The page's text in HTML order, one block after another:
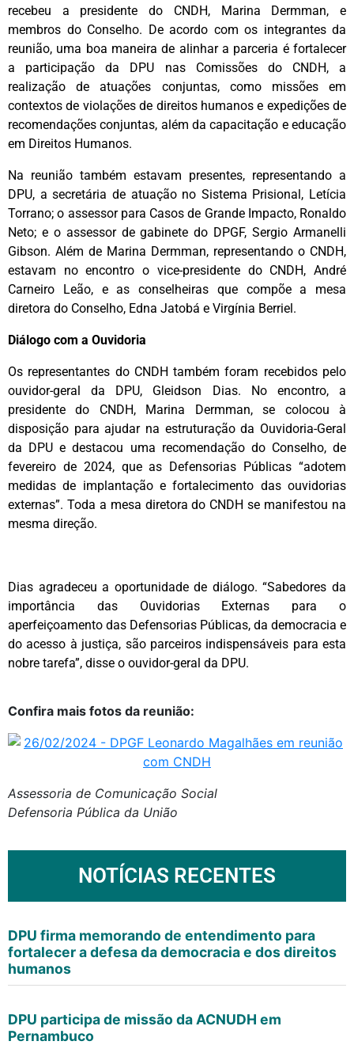
recebeu a presidente do CNDH, Marina Dermman, e
membros do Conselho. De acordo com os integrantes da
reunião, uma boa maneira de alinhar a parceria é fortalecer
a participação da DPU nas Comissões do CNDH, a
realização de atuações conjuntas, como missões em
contextos de violações de direitos humanos e expedições de
recomendações conjuntas, além da capacitação e educação
em Direitos Humanos.
Na reunião também estavam presentes, representando a
DPU, a secretária de atuação no Sistema Prisional, Letícia
Torrano; o assessor para Casos de Grande Impacto, Ronaldo
Neto; e o assessor de gabinete do DPGF, Sergio Armanelli
Gibson. Além de Marina Dermman, representando o CNDH,
estavam no encontro o vice-presidente do CNDH, André
Carneiro Leão, e as conselheiras que compõe a mesa
diretora do Conselho, Edna Jatobá e Virgínia Berriel.
Diálogo com a Ouvidoria
Os representantes do CNDH também foram recebidos pelo
ouvidor-geral da DPU, Gleidson Dias. No encontro, a
presidente do CNDH, Marina Dermman, se colocou à
disposição para ajudar na estruturação da Ouvidoria-Geral
da DPU e destacou uma recomendação do Conselho, de
fevereiro de 2024, que as Defensorias Públicas “adotem
medidas de implantação e fortalecimento das ouvidorias
externas”. Toda a mesa diretora do CNDH se manifestou na
mesma direção.
Dias agradeceu a oportunidade de diálogo. “Sabedores da
importância das Ouvidorias Externas para o
aperfeiçoamento das Defensorias Públicas, da democracia e
do acesso à justiça, são parceiros indispensáveis para esta
nobre tarefa”, disse o ouvidor-geral da DPU.
Confira mais fotos da reunião:
Assessoria de Comunicação Social
Defensoria Pública da União
NOTÍCIAS RECENTES
DPU firma memorando de entendimento para
fortalecer a defesa da democracia e dos direitos
humanos
DPU participa de missão da ACNUDH em
Pernambuco